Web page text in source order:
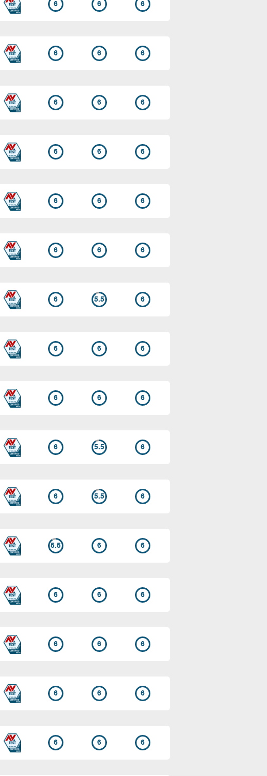
6 6 6
6 6 6
6 6 6
6 6 6
6 6 6
6 6 6
6 5.5 6
6 6 6
6 6 6
6 5.5 6
6 5.5 6
5.5 6 6
6 6 6
6 6 6
6 6 6
6 6 6